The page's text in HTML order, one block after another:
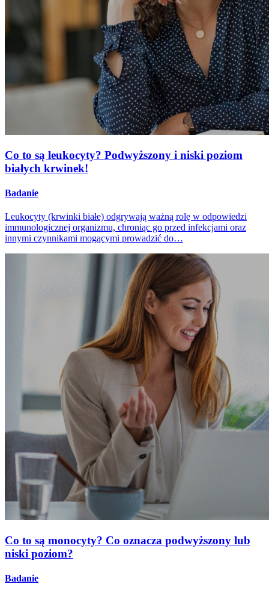
Co to są leukocyty? Podwyższony i niski poziom
białych krwinek!
Badanie
Leukocyty (krwinki białe) odgrywają ważną rolę w odpowiedzi
immunologicznej organizmu, chroniąc go przed infekcjami oraz
innymi czynnikami mogącymi prowadzić do…
Co to są monocyty? Co oznacza podwyższony lub
niski poziom?
Badanie